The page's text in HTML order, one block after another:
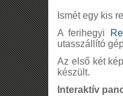
Ismét egy kis
A ferihegyi
utasszállító
Az első két
készült.
Interaktív